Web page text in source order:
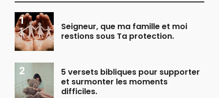
Seigneur, que ma famille et moi
restions sous Ta protection.
5 versets bibliques pour supporter
et surmonter les moments
difficiles.